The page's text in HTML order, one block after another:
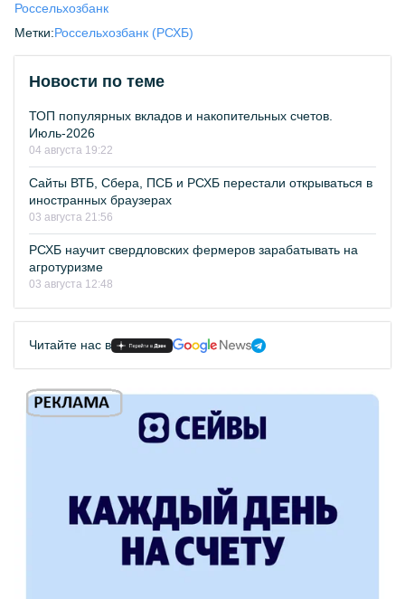
Россельхозбанк
Метки:Россельхозбанк (РСХБ)
Новости по теме
ТОП популярных вкладов и накопительных счетов.
Июль-2026
04 августа 19:22
Сайты ВТБ, Сбера, ПСБ и РСХБ перестали открываться в
иностранных браузерах
03 августа 21:56
РСХБ научит свердловских фермеров зарабатывать на
агротуризме
03 августа 12:48
Читайте нас в